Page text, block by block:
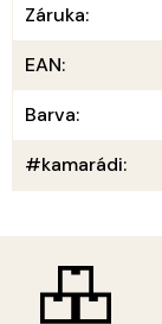
Záruka:
EAN:
Barva:
#kamarádi: